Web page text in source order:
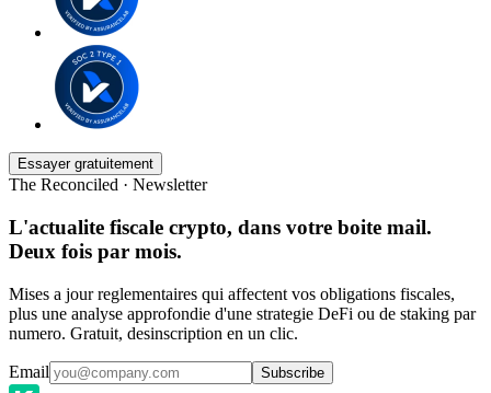
Essayer gratuitement
The Reconciled · Newsletter
L'actualite fiscale crypto, dans votre boite mail.
Deux fois par mois.
Mises a jour reglementaires qui affectent vos obligations fiscales,
plus une analyse approfondie d'une strategie DeFi ou de staking par
numero. Gratuit, desinscription en un clic.
Email Subscribe